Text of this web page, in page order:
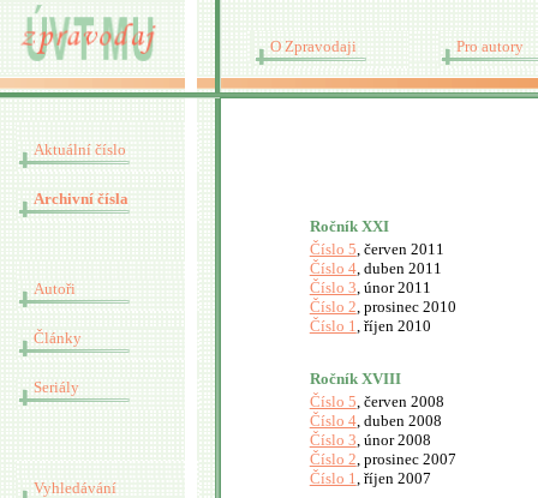
O Zpravodaji Pro autory
Aktuální číslo
Archivní čísla
Autoři
Články
Seriály
Vyhledávání
Ročník XXI
Číslo 5, červen 2011
Číslo 4, duben 2011
Číslo 3, únor 2011
Číslo 2, prosinec 2010
Číslo 1, říjen 2010
Ročník XVIII
Číslo 5, červen 2008
Číslo 4, duben 2008
Číslo 3, únor 2008
Číslo 2, prosinec 2007
Číslo 1, říjen 2007